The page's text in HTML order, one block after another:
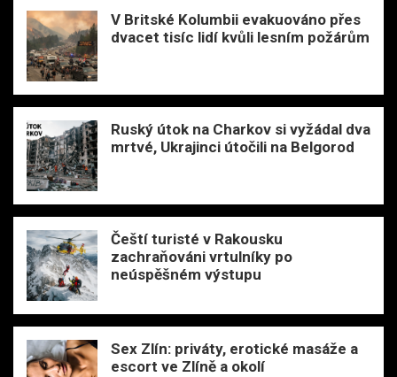
V Britské Kolumbii evakuováno přes
dvacet tisíc lidí kvůli lesním požárům
Ruský útok na Charkov si vyžádal dva
mrtvé, Ukrajinci útočili na Belgorod
Čeští turisté v Rakousku
zachraňováni vrtulníky po
neúspěšném výstupu
Sex Zlín: priváty, erotické masáže a
escort ve Zlíně a okolí